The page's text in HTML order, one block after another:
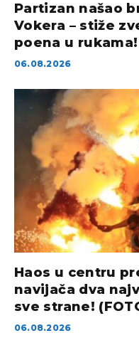
Partizan našao
Vokera – stiže
poena u rukama!
06.08.2026
Haos u centru
navijača dva
sve strane!
06.08.2026